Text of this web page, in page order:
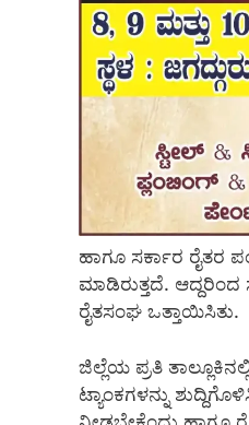
ಹಾಗೂ ಸರ್ಕಾರ ರೈತರ
ಮಾಡಿರುತ್ತದೆ.
ರೈತಸಂಘ ಒತ್ತಾಯಿಸಿತು.
ಜಿಲ್ಲೆಯ ಪ್ರತಿ
ಟ್ಯಾಂಕಗಳನ್ನು